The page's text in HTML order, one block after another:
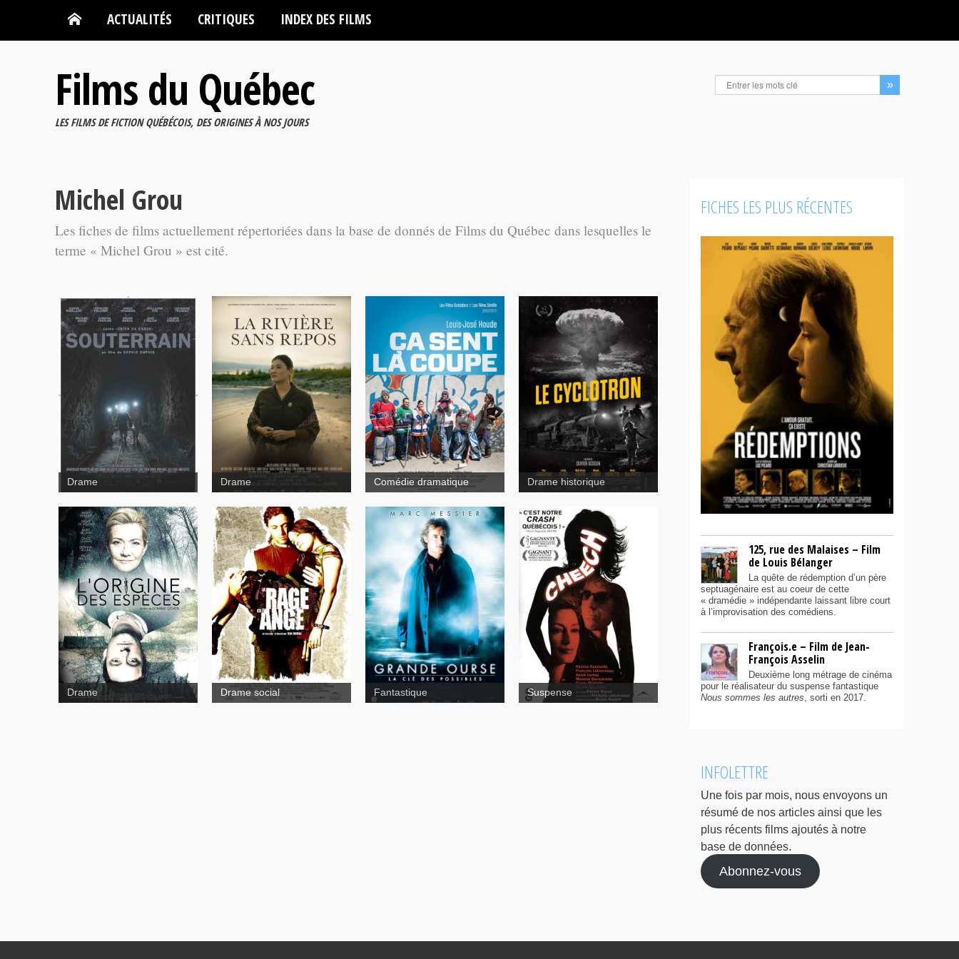
ACTUALITÉS CRITIQUES INDEX DES FILMS
Films du Québec
LES FILMS DE FICTION QUÉBÉCOIS, DES ORIGINES À NOS JOURS
Michel Grou
Les fiches de films actuellement répertoriées dans la base de donnés de Films du Québec dans lesquelles le
terme « Michel Grou » est cité.
Drame Drame
Ça sent
la coupe
Comédie dramatique Drame historique
L'origine des
espèces
Drame
La rage de l'ange
Drame social
Grande Ourse la clé
des possibles
Fantastique
Cheech
Suspense
FICHES LES PLUS RÉCENTES
125, rue des Malaises – Film
de Louis Bélanger
La quête de rédemption d’un père
septuagénaire est au coeur de cette
« dramédie » indépendante laissant libre court
à l’improvisation des comédiens.
François.e – Film de Jean-
François Asselin
Deuxième long métrage de cinéma
pour le réalisateur du suspense fantastique
Nous sommes les autres, sorti en 2017.
INFOLETTRE
Une fois par mois, nous envoyons un
résumé de nos articles ainsi que les
plus récents films ajoutés à notre
base de données.
Abonnez-vous